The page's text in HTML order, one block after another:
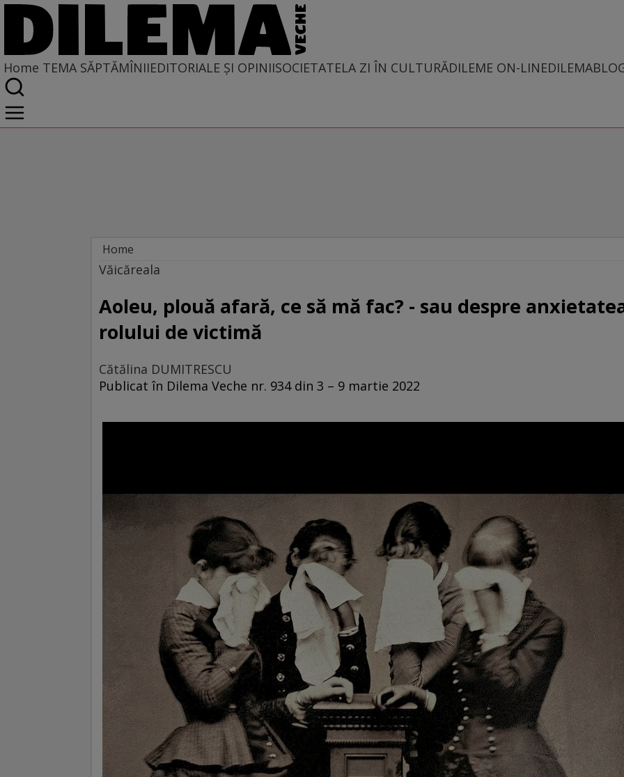
Home TEMA SĂPTĂMÎNIIEDITORIALE ȘI OPINIISOCIETATELA ZI ÎN CULTURĂDILEME ON-LINE
Home
Tema săptămînii
Văicăreala
Aoleu, plouă afară, ce să mă fac? - sau despre
rolului de victimă
Cătălina DUMITRESCU
Publicat în Dilema Veche nr. 934 din 3 – 9 martie 2022